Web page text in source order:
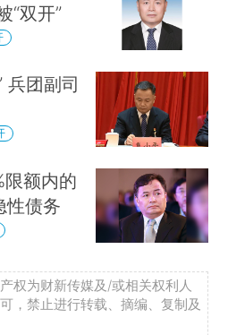
“双开”
兵团副司
限额内的
性债务
权为财新传媒及/或相关权利人
，禁止进行转载、摘编、复制及